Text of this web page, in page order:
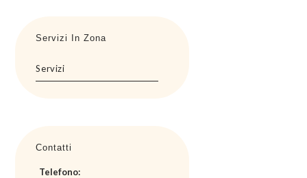
Servizi In Zona
Servizi
Contatti
Telefono: